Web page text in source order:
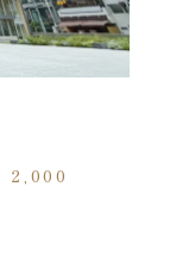
2,000